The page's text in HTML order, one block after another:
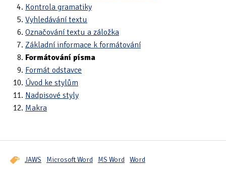
Kontrola gramatiky
Vyhledávání textu
Označování textu a záložka
Základní informace k formátování
Formátování písma
Formát odstavce
Úvod ke stylům
Nadpisové styly
Makra
JAWS Microsoft Word MS Word Word